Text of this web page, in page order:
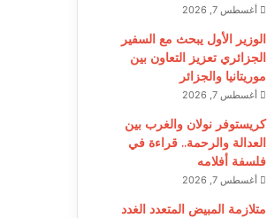
أغسطس 7, 2026
الوزير الأول يبحث مع السفير
الجزائري تعزيز التعاون بين
موريتانيا والجزائر
أغسطس 7, 2026
كريستوفر نولان والغرب بين
العدالة والرحمة.. قراءة في
فلسفة أفلامه
أغسطس 7, 2026
متلازمة المبيض المتعدد الغدد